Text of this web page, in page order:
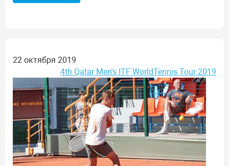
22 октября 2019
4th Qatar Men's ITF WorldTennis Tour 2019